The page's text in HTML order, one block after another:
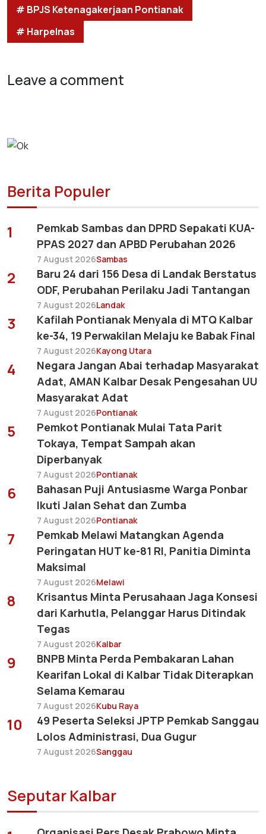
# BPJS Ketenagakerjaan Pontianak
# Harpelnas
Leave a comment
Berita Populer
1
Pemkab Sambas dan DPRD Sepakati KUA-
PPAS 2027 dan APBD Perubahan 2026
7 August 2026Sambas
2
Baru 24 dari 156 Desa di Landak Berstatus
ODF, Perubahan Perilaku Jadi Tantangan
7 August 2026Landak
3
Kafilah Pontianak Menyala di MTQ Kalbar
ke-34, 19 Perwakilan Melaju ke Babak Final
7 August 2026Kayong Utara
4
Negara Jangan Abai terhadap Masyarakat
Adat, AMAN Kalbar Desak Pengesahan UU
Masyarakat Adat
7 August 2026Pontianak
5
Pemkot Pontianak Mulai Tata Parit
Tokaya, Tempat Sampah akan
Diperbanyak
7 August 2026Pontianak
6
Bahasan Puji Antusiasme Warga Ponbar
Ikuti Jalan Sehat dan Zumba
7 August 2026Pontianak
7
Pemkab Melawi Matangkan Agenda
Peringatan HUT ke-81 RI, Panitia Diminta
Maksimal
7 August 2026Melawi
8
Krisantus Minta Perusahaan Jaga Konsesi
dari Karhutla, Pelanggar Harus Ditindak
Tegas
7 August 2026Kalbar
9
BNPB Minta Perda Pembakaran Lahan
Kearifan Lokal di Kalbar Tidak Diterapkan
Selama Kemarau
7 August 2026Kubu Raya
10
49 Peserta Seleksi JPTP Pemkab Sanggau
Lolos Administrasi, Dua Gugur
7 August 2026Sanggau
Seputar Kalbar